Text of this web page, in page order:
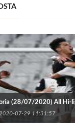
(28/07/2020) All Hi-
07-29 11:31:57